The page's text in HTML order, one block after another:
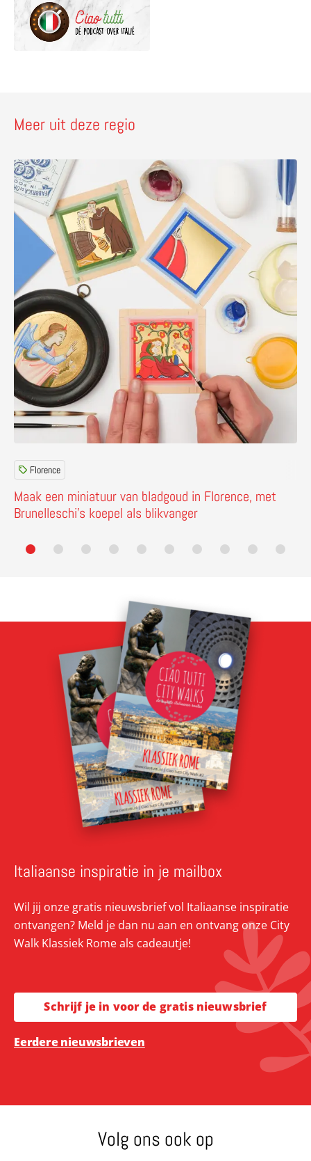
Meer uit deze regio
Maak een miniatuur van bladgoud in Florence, met
Brunelleschi’s koepel als blikvanger
Florence
Lees meer over Maak een miniatuur van bladgoud in
Italiaanse inspiratie in je mailbox
Wil jij onze gratis nieuwsbrief vol Italiaanse inspiratie
ontvangen? Meld je dan nu aan en ontvang onze City
Walk Klassiek Rome als cadeautje!
Schrijf je in voor de gratis nieuwsbrief
Eerdere nieuwsbrieven
Volg ons ook op